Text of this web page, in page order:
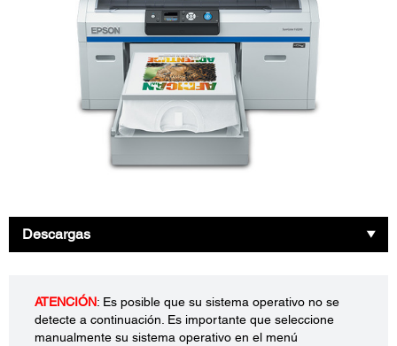
Descargas
ATENCIÓN: Es posible que su sistema operativo no se
detecte a continuación. Es importante que seleccione
manualmente su sistema operativo en el menú